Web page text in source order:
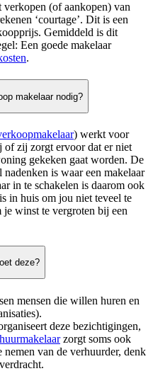
(of aankopen) van
‘courtage’. Dit is een
Gemiddeld is dit
Een goede makelaar
.
makelaar nodig?
) werkt voor
zij zorgt ervoor dat er niet
gekeken gaat worden. De
is waar een makelaar
in te schakelen is daarom ook
in huis om jou niet teveel te
je winst te vergroten bij een
deze?
mensen die willen huren en
deze bezichtigingen,
zorgt soms ook
van de verhuurder, denk